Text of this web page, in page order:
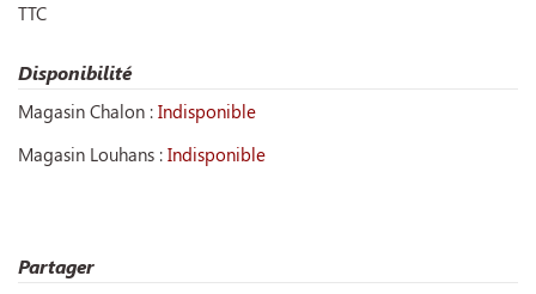
TTC
Disponibilité
Magasin Chalon : Indisponible
Magasin Louhans : Indisponible
Partager